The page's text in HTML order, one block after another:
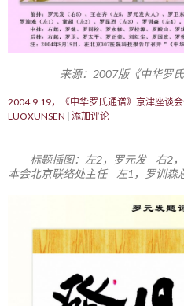
来源：2007版《中华罗
2004.9.19，《中华罗氏通谱》京津座谈
LUOXUNSEN 添加评论
标题插图：左2，罗元发 右2
本会北京联络处主任 左1，罗训森